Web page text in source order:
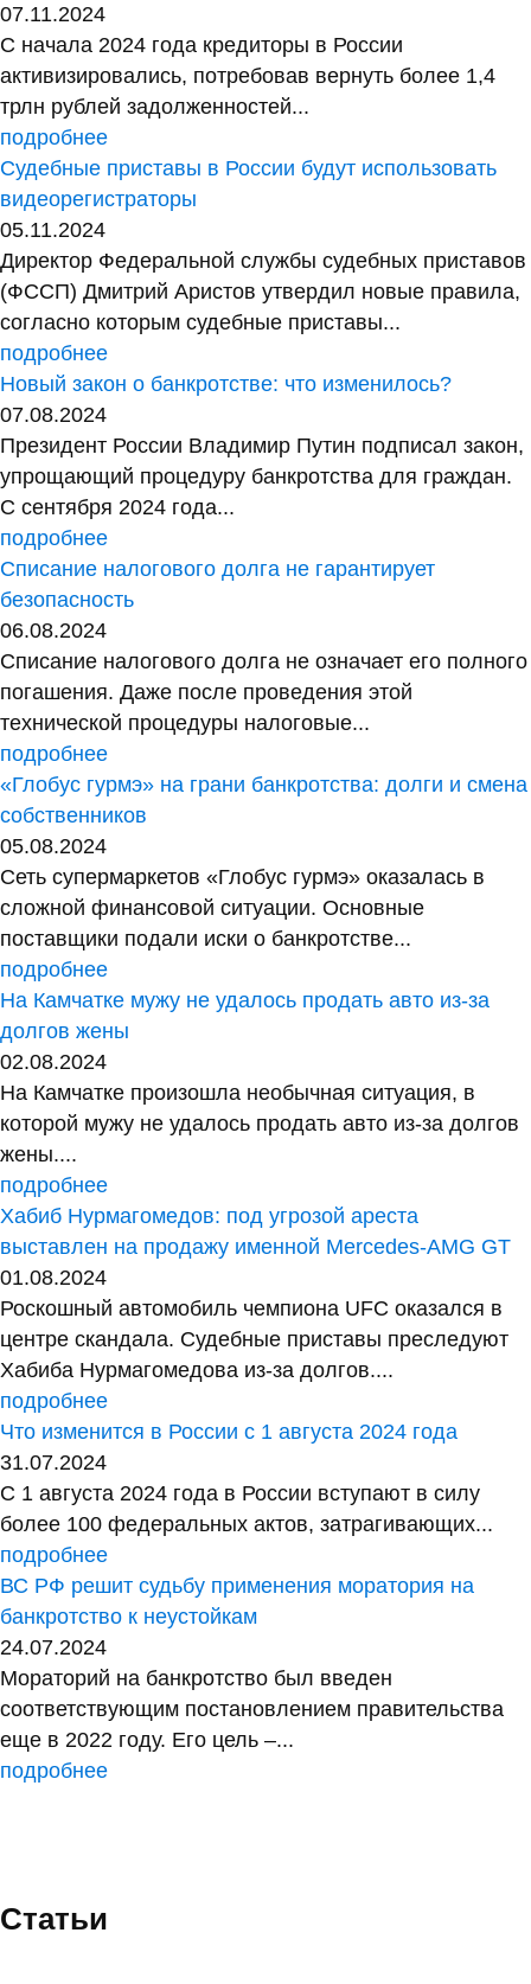
07.11.2024
С начала 2024 года кредиторы в России
активизировались, потребовав вернуть более 1,4
трлн рублей задолженностей...
подробнее
Судебные приставы в России будут использовать
видеорегистраторы
05.11.2024
Директор Федеральной службы судебных приставов
(ФССП) Дмитрий Аристов утвердил новые правила,
согласно которым судебные приставы...
подробнее
Новый закон о банкротстве: что изменилось?
07.08.2024
Президент России Владимир Путин подписал закон,
упрощающий процедуру банкротства для граждан.
С сентября 2024 года...
подробнее
Списание налогового долга не гарантирует
безопасность
06.08.2024
Списание налогового долга не означает его полного
погашения. Даже после проведения этой
технической процедуры налоговые...
подробнее
«Глобус гурмэ» на грани банкротства: долги и смена
собственников
05.08.2024
Сеть супермаркетов «Глобус гурмэ» оказалась в
сложной финансовой ситуации. Основные
поставщики подали иски о банкротстве...
подробнее
На Камчатке мужу не удалось продать авто из-за
долгов жены
02.08.2024
На Камчатке произошла необычная ситуация, в
которой мужу не удалось продать авто из-за долгов
жены....
подробнее
Хабиб Нурмагомедов: под угрозой ареста
выставлен на продажу именной Mercedes-AMG GT
01.08.2024
Роскошный автомобиль чемпиона UFC оказался в
центре скандала. Судебные приставы преследуют
Хабиба Нурмагомедова из-за долгов....
подробнее
Что изменится в России с 1 августа 2024 года
31.07.2024
С 1 августа 2024 года в России вступают в силу
более 100 федеральных актов, затрагивающих...
подробнее
ВС РФ решит судьбу применения моратория на
банкротство к неустойкам
24.07.2024
Мораторий на банкротство был введен
соответствующим постановлением правительства
еще в 2022 году. Его цель –...
подробнее
Статьи